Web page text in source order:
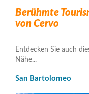
Berühmte
von Cervo
Entdecken Sie auch
Nähe...
San Bartolomeo